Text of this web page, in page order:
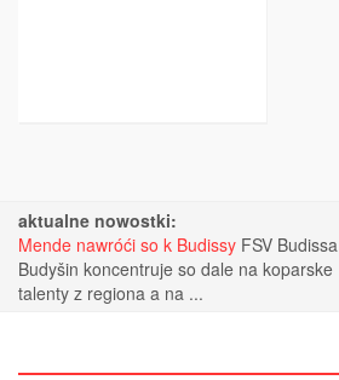
aktualne nowostki:
Mende nawróći so k Budissy FSV Budissa
Budyšin koncentruje so dale na koparske
talenty z regiona a na ...